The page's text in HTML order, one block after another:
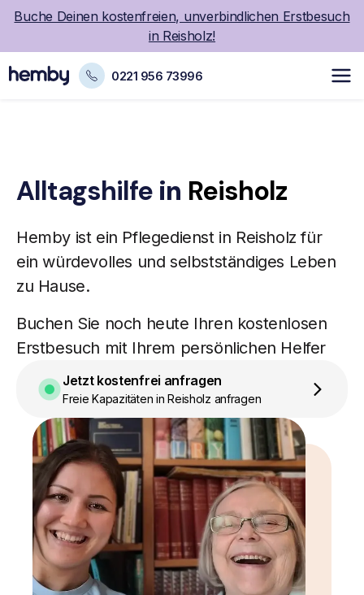
Buche Deinen kostenfreien, unverbindlichen Erstbesuch
in Reisholz!
0221 956 73996
Alltagshilfe in Reisholz
Hemby ist ein Pflegedienstin Reisholz für
ein würdevolles und selbstständiges Leben
zu Hause.
Buchen Sie noch heute Ihren kostenlosen
Erstbesuch mit Ihrem persönlichen Helfer
Jetzt kostenfrei anfragen
Freie Kapazitäten in Reisholz anfragen